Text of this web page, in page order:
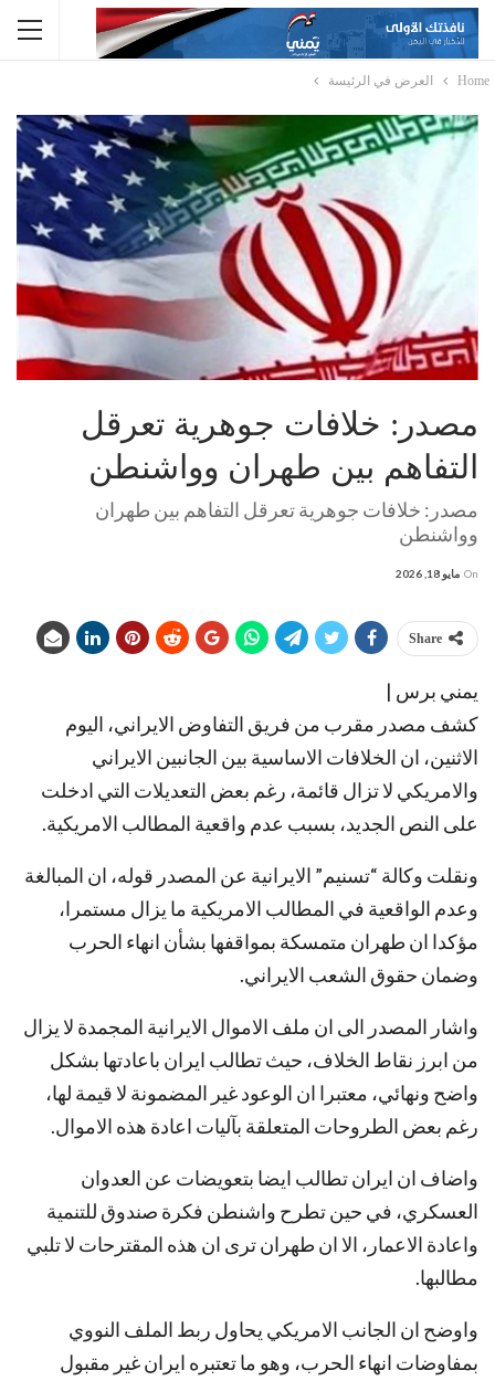
Home العرض في الرئيسة
مصدر: خلافات جوهرية تعرقل
التفاهم بين طهران وواشنطن
مصدر: خلافات جوهرية تعرقل التفاهم بين طهران
وواشنطن
On مايو 18, 2026
Share
يمني برس |
كشف مصدر مقرب من فريق التفاوض الايراني، اليوم
الاثنين، ان الخلافات الاساسية بين الجانبين الايراني
والامريكي لا تزال قائمة، رغم بعض التعديلات التي ادخلت
على النص الجديد، بسبب عدم واقعية المطالب الامريكية.
ونقلت وكالة “تسنيم” الايرانية عن المصدر قوله، ان المبالغة
وعدم الواقعية في المطالب الامريكية ما يزال مستمرا،
مؤكدا ان طهران متمسكة بمواقفها بشأن انهاء الحرب
وضمان حقوق الشعب الايراني.
واشار المصدر الى ان ملف الاموال الايرانية المجمدة لا يزال
من ابرز نقاط الخلاف، حيث تطالب ايران باعادتها بشكل
واضح ونهائي، معتبرا ان الوعود غير المضمونة لا قيمة لها،
رغم بعض الطروحات المتعلقة بآليات اعادة هذه الاموال.
واضاف ان ايران تطالب ايضا بتعويضات عن العدوان
العسكري، في حين تطرح واشنطن فكرة صندوق للتنمية
واعادة الاعمار، الا ان طهران ترى ان هذه المقترحات لا تلبي
مطالبها.
واوضح ان الجانب الامريكي يحاول ربط الملف النووي
بمفاوضات انهاء الحرب، وهو ما تعتبره ايران غير مقبول